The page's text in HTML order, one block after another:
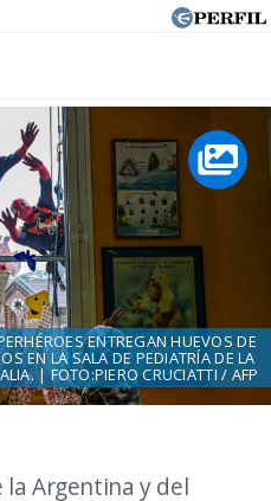
la Argentina y del
ENTREGAN HUEVOS DE
EN LA SALA DE PEDIATRÍA DE LA
| FOTO:PIERO CRUCIATTI / AFP